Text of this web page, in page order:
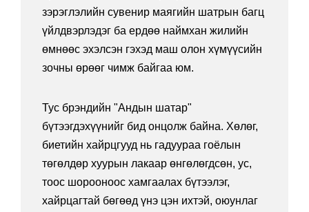
зэрэглэлийн сувенир маягийн шатрын багц
үйлдвэрлэдэг ба ердөө наймхан жилийн
өмнөөс эхэлсэн гэхэд маш олон хүмүүсийн
зочны өрөөг чимж байгаа юм.
Тус брэндийн "Андын шатар"
бүтээгдэхүүнийг бид онцолж байна. Хөлөг,
биетийн хайрцгууд нь гадуураа гоёлын
төгөлдөр хуурын лакаар өнгөлөгдсөн, ус,
тоос шорооноос хамгаалах бүтээлэг,
хайрцагтай бөгөөд үнэ цэн ихтэй, оюунлаг